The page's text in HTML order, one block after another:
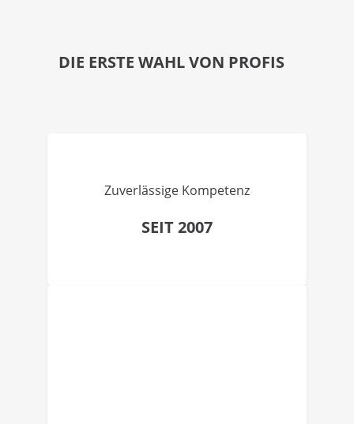
DIE ERSTE WAHL VON PROFIS
Zuverlässige Kompetenz
SEIT 2007